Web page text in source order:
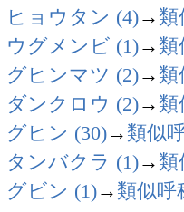
ヒョウタン (4)→ 類
ウグメンビ (1)→ 類
グヒンマツ (2)→ 類
ダンクロウ (2)→ 類
グヒン (30)→ 類似
タンバクラ (1)→ 類
グビン (1)→ 類似呼